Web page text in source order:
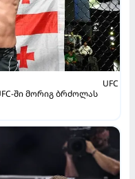
UFC
ში მორიგ ბრძოლას